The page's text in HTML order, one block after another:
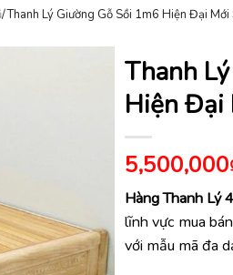
/Thanh Lý Giường Gỗ Sồi 1m6 Hiện Đại
Thanh
Hiện Đại
5,500,000
Hàng Thanh Lý
lĩnh vực mua
với mẫu mã đa